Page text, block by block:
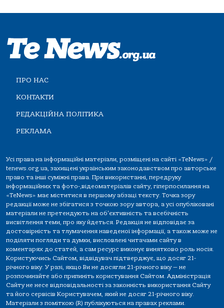
ПРО НАС
КОНТАКТИ
РЕДАКЦІЙНА ПОЛІТИКА
РЕКЛАМА
Усі права на інформаційні матеріали, розміщені на сайті «TeNews» /
tenews.org.ua, захищені українським законодавством про авторське
право та інші суміжні права. При використанні, передруку
інформаційних та фото-,відеоматеріалів сайту, гіперпосилання на
«TeNews» має міститися в першому абзаці тексту. Точка зору
редакції може не збігатися з точкою зору автора, а усі опубліковані
матеріали не претендують на об'єктивність та всебічність
висвітлення теми, про яку йдеться. Редакція не відповідає за
достовірність та тлумачення наведеної інформації, а також може не
поділяти погляди та думки, висловлені читачами сайту в
коментарях до статей, а сам ресурс виконує винятково роль носія.
Користуючись Сайтом, відвідувач підтверджує, що досяг 21-
річного віку. У разі, якщо Ви не досягли 21-річного віку — не
розпочинайте або припиніть користування Сайтом. Адміністрація
Сайту не несе відповідальності за законність використання Сайту
та його сервісів Користувачем, який не досяг 21-річного віку.
Матеріали з поміткою (R) публікуються на правах реклами.